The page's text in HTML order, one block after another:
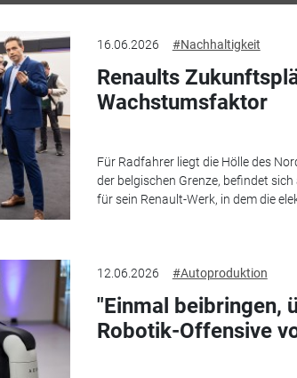
16.06.2026 #Nachhaltigkeit
Renaults
Wachstumsfaktor
Für Radfahrer liegt die Hölle des
der belgischen Grenze, befindet
für sein Renault-Werk, in dem die
12.06.2026 #Autoproduktion
"Einmal beibringen,
Robotik-Offensive